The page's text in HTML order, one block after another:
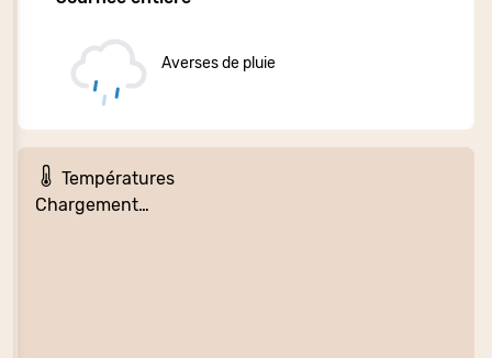
Averses de pluie
Températures
Chargement…